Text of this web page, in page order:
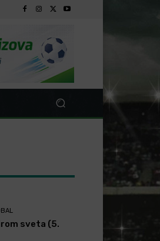
sveta (5.